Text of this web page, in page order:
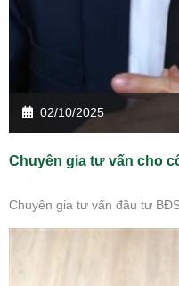
02/10/2025
Chuyên gia tư vấn cho
Chuyên gia tư vấn đầu tư